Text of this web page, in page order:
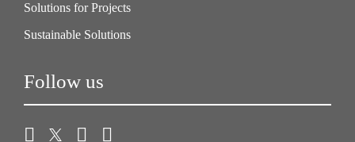
Solutions for Projects
Sustainable Solutions
Follow us